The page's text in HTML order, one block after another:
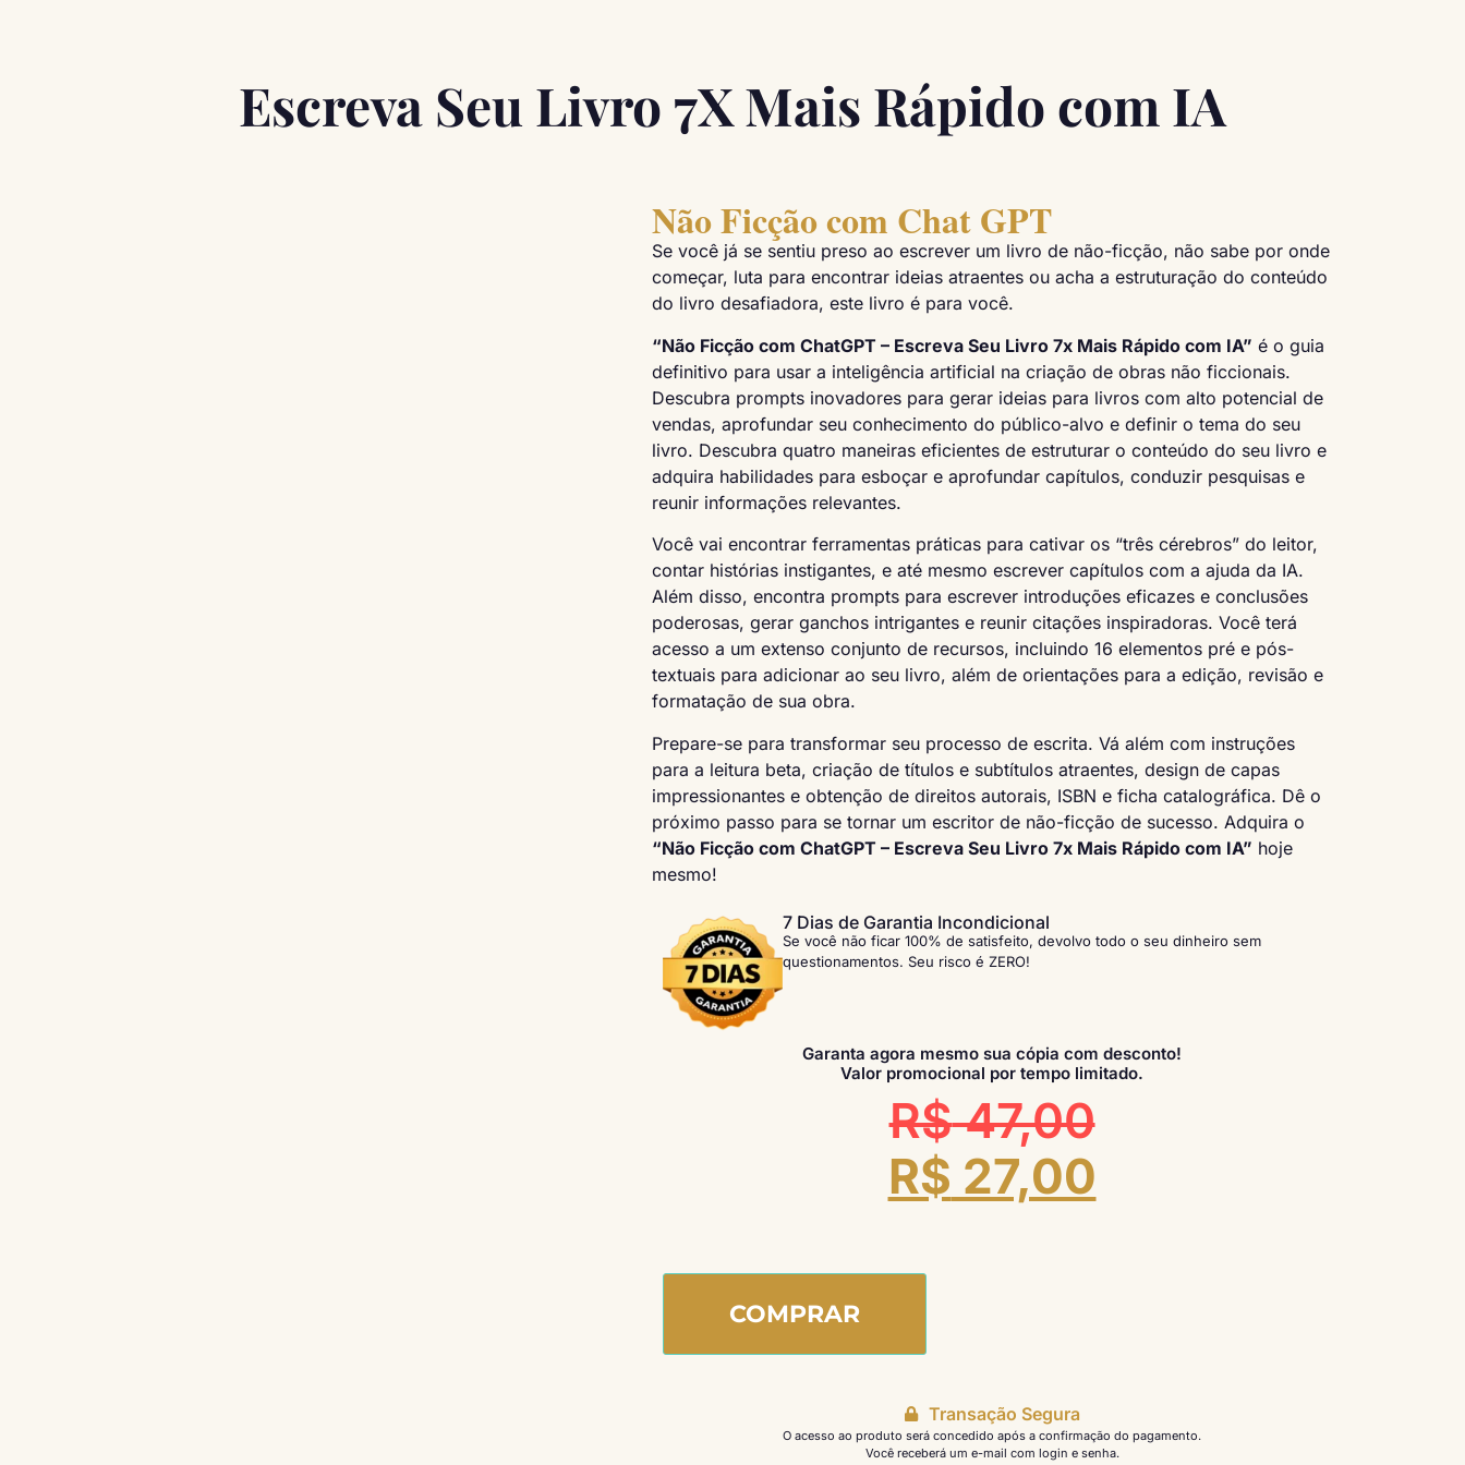
Escreva Seu Livro 7X Mais Rápido com IA
Não Ficção com Chat GPT
Se você já se sentiu preso ao escrever um livro de não-ficção, não sabe por onde
começar, luta para encontrar ideias atraentes ou acha a estruturação do conteúdo
do livro desafiadora, este livro é para você.
“Não Ficção com ChatGPT – Escreva Seu Livro 7x Mais Rápido com IA” é o guia
definitivo para usar a inteligência artificial na criação de obras não ficcionais.
Descubra prompts inovadores para gerar ideias para livros com alto potencial de
vendas, aprofundar seu conhecimento do público-alvo e definir o tema do seu
livro. Descubra quatro maneiras eficientes de estruturar o conteúdo do seu livro e
adquira habilidades para esboçar e aprofundar capítulos, conduzir pesquisas e
reunir informações relevantes.
Você vai encontrar ferramentas práticas para cativar os “três cérebros” do leitor,
contar histórias instigantes, e até mesmo escrever capítulos com a ajuda da IA.
Além disso, encontra prompts para escrever introduções eficazes e conclusões
poderosas, gerar ganchos intrigantes e reunir citações inspiradoras. Você terá
acesso a um extenso conjunto de recursos, incluindo 16 elementos pré e pós-
textuais para adicionar ao seu livro, além de orientações para a edição, revisão e
formatação de sua obra.
Prepare-se para transformar seu processo de escrita. Vá além com instruções
para a leitura beta, criação de títulos e subtítulos atraentes, design de capas
impressionantes e obtenção de direitos autorais, ISBN e ficha catalográfica. Dê o
próximo passo para se tornar um escritor de não-ficção de sucesso. Adquira o
“Não Ficção com ChatGPT – Escreva Seu Livro 7x Mais Rápido com IA” hoje
mesmo!
7 Dias de Garantia Incondicional
Se você não ficar 100% de satisfeito, devolvo todo o seu dinheiro sem
questionamentos. Seu risco é ZERO!
Garanta agora mesmo sua cópia com desconto!
Valor promocional por tempo limitado.
R$47,00
R$ 27,00
COMPRAR
Transação Segura
O acesso ao produto será concedido após a confirmação do pagamento.
Você receberá um e-mail com login e senha.